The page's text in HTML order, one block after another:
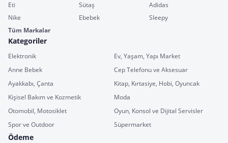
Eti
Sütaş
Adidas
Nike
Ebebek
Sleepy
Tüm Markalar
Kategoriler
Elektronik
Ev, Yaşam, Yapı Market
Anne Bebek
Cep Telefonu ve Aksesuar
Ayakkabı, Çanta
Kitap, Kırtasiye, Hobi, Oyuncak
Kişisel Bakım ve Kozmetik
Moda
Otomobil, Motosiklet
Oyun, Konsol ve Dijital Servisler
Spor ve Outdoor
Süpermarket
Ödeme